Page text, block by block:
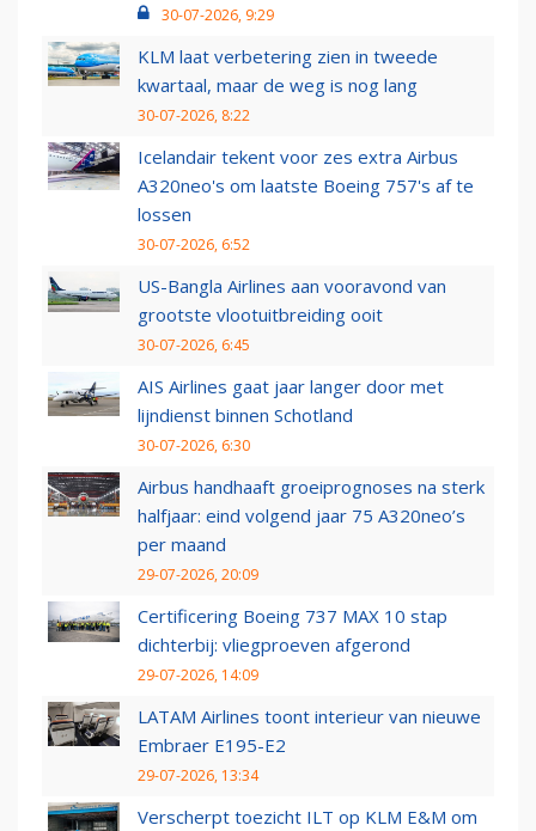
30-07-2026, 9:29
KLM laat verbetering zien in tweede
kwartaal, maar de weg is nog lang
30-07-2026, 8:22
Icelandair tekent voor zes extra Airbus
A320neo's om laatste Boeing 757's af te
lossen
30-07-2026, 6:52
US-Bangla Airlines aan vooravond van
grootste vlootuitbreiding ooit
30-07-2026, 6:45
AIS Airlines gaat jaar langer door met
lijndienst binnen Schotland
30-07-2026, 6:30
Airbus handhaaft groeiprognoses na sterk
halfjaar: eind volgend jaar 75 A320neo’s
per maand
29-07-2026, 20:09
Certificering Boeing 737 MAX 10 stap
dichterbij: vliegproeven afgerond
29-07-2026, 14:09
LATAM Airlines toont interieur van nieuwe
Embraer E195-E2
29-07-2026, 13:34
Verscherpt toezicht ILT op KLM E&M om